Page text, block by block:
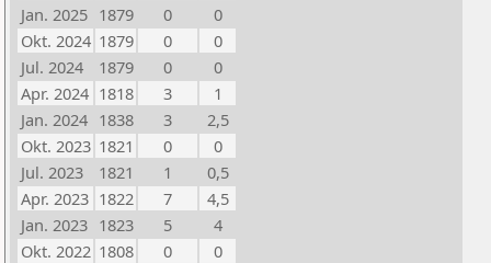
Jan. 2025 1879 0
0
Okt. 2024 1879 0
0
Jul. 2024
1879 0
0
Apr. 2024 1818 3
1
Jan. 2024 1838 3
2,5
Okt. 2023 1821 0
0
Jul. 2023
1821 1
0,5
Apr. 2023 1822 7
4,5
Jan. 2023 1823 5
4
Okt. 2022 1808 0
0